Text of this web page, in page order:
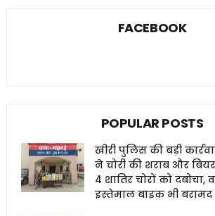
FACEBOOK
POPULAR POSTS
खीरी पुलिस की बड़ी
ने चोरी की शराब और
4 शातिर चोरों को दबोचा,
इस्तेमाल बाइक भी बरामद